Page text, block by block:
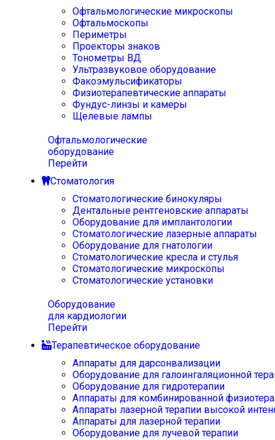
Офтальмологические микроскопы
Офтальмоскопы
Периметры
Проекторы знаков
Тонометры ВД
Ультразвуковое оборудование
Факоэмульсификаторы
Физиотерапевтические аппараты
Фундус-линзы и камеры
Щелевые лампы
Офтальмологические
оборудование
Перейти
Стоматология
Стоматологические бинокуляры
Дентальные рентгеновские аппараты
Оборудование для имплантологии
Стоматологические лазерные аппараты
Оборудование для гнатологии
Стоматологические кресла и стулья
Стоматологические микроскопы
Стоматологические установки
Оборудование
для кардиологии
Перейти
Терапевтическое оборудование
Аппараты для дарсонвализации
Оборудование для галоингаляционной
Оборудование для гидротерапии
Аппараты для комбинированной
Аппараты лазерной терапии высокой
Аппараты для лазерной терапии
Оборудование для лучевой терапии